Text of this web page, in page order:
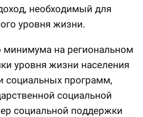
необходимый для
уровня жизни.
минимума на региональном
уровня жизни населения
социальных программ,
социальной
социальной поддержки